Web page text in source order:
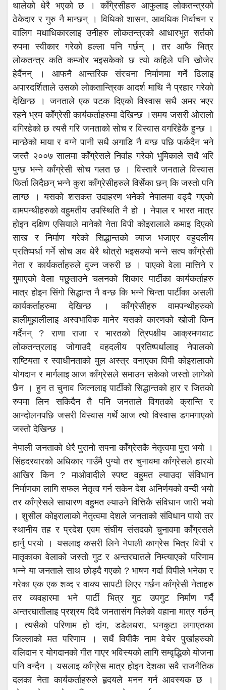
थालेको धेरै भएको छ । काँगे्रसीहरु आफुलाइ लोकतन्त्रको
ठेकेदार र गुरु नै मान्छन् । विधिको शासन, आवधिक निर्वाचन र
वालिग मधाधिकारलाइ उनीहरु लोकतन्त्रको आधारभुत सर्तको
रुपमा स्वीकार गरेको हल्ला पनि गर्छन् । तर आफै भित्र
लोकतन्त्र कति कम्जोर भइसकेको छ त्यो कहिले पनि खोजेर
हेर्दैनन् । आफनै आन्तरिक संरचना निर्माणमा गर्ने ढिलाइ
अपारदर्शिताले उसको लोकतान्त्रिक आदर्श माथि नै प्रहार गरेको
देखिन्छ । जनताले एक पटक दिएको विस्वास सधै अमर भएर
रहने भ्रम काँग्रेसी कार्यकर्ताहरुमा देखिन्छ ।समय जसरी ओरालो
वगिरहेको छ त्यसै गरि जनताको सोच र विस्वास वगरिहेकै हुन्छ ।
मान्छेको माया र वग्ने पानी सधै अगाडि नै वग्छ पछि फर्कदैन भने
जस्तै २००७ सालमा काँग्रेसले निर्वाह गरेको भुमिकाले सधै भरि
पुग्छ भन्ने काँग्रेसी सोच गलत छ । विस्तारै जनताले विस्वास
फिर्ता लिदैछन् भन्ने कुरा काँग्रेसीहरुले विर्सेका छन् कि जस्तो पनि
लाग्छ । यसको शसकत उदाहरण भनेको नेपालमा वढ्दै गएको
वामपन्थीहरुको वहुमतीय उपस्थिति नै हो । नेपाल र भारत मात्र
होइन दक्षिण एसियाले मानेको नेता विपी कोइरालाले कमाइ दिएको
साख र निर्माण गरेको सिद्धान्तको व्याज भजाएर वहुदलीय
प्रतिष्पर्धा गर्ने सोच अव धेरै थोत्रो भइसक्यो भन्ने सत्य काँग्रेसी
नेता र कार्यकर्ताहरुले वुज्न जरुरी छ । पाएको वेला मात्तिने र
गुमाएको वेला पछुताउने चलनको शिकार पार्टीका कार्यकर्ताहरु
मात्र होइन सिंगो सिद्धान्त नै वन्छ कि भन्ने चिन्ता पार्टीका असली
कार्यकर्ताहरुमा देखिन्छ । काँग्रेसीहरु वामपन्थीहरुको
हालीमुहालीलाइ अस्वभाविक मानेर यसको कारणको खोजी किन
गर्दैनन् ? राणा राजा र भारतको त्रिपक्षीय आक्रमणवाट
लोकतन्त्रलाइ जोगाउदै वहदलीय प्रतिष्पर्धालाइ नेपालको
राष्टियता र स्वाधीनताको मुल अस्त्र वनाएका विपी कोइरालाको
योगदान र मार्गलाइ आज काँग्रेसले समाउन सकेको जस्तो लागेको
छैन । हुन त चुनाव जित्नलाइ पार्टीको सिद्धान्तको हार र जितको
रुपमा लिन सकिदैन तै पनि जनताले विगतको क्रान्ति र
आन्दोलनपछि जसरी विस्वास गर्थे आज त्यो विस्वास डगमगाएको
जस्तो देखिन्छ ।
नेपाली जनताको धेरै पुरानो सपना काँग्रेसकै नेतृत्वमा पुरा भयो ।
सिंहदरवारको अधिकार गाउँमै पुग्यो तर चुनावमा काँग्रेसले हारयो
आखिर किन ? माओवादीले स्पष्ट वहुमत ल्याउदा संविधान
निर्माणका लागि सफल नेतृत्व गर्न सकेन देश अनिर्णयको वन्दी भयो
तर काँग्रेसले साधारण वहुमत ल्याउने वित्तिकै संविधान जारी भयो
। शुसील कोइरालाको नेतृत्वमा देशले जनताको संविधान पायो तर
स्थानीय तह र प्रदेश एवम संघीय संसदको चुनावमा काँग्रसले
हार्नु परयो । यसलाइ कसरी लिने नेपाली काग्रेस भित्र विपी र
मातृकाका वेलाको जस्तो गुट र अन्तरघातले निम्त्याएको परिणाम
भन्ने या जनताले साथ छोड्दै गएको ? भाषण गर्दा विपीले भनेका र
गरेका एक एक शव्द र वाक्य सापटी लिएर गर्छन काँग्रेसी नेताहरु
तर व्यवहारमा भने पार्टी भित्र गुट उपगुट निर्माण गर्दै
अन्तरघातीलाइ प्रश्रय दिदै जनतासंग मिलेको वहाना मात्र गर्छन्
। त्यसैको परिणाम हो दांग, डडेलधरा, धनकुटा लगाएतका
जिल्लाको मत परिणाम । सधैं विपीकै नाम वेचेर पुर्खाहरुको
वलिदान र योगदानको गीत गाएर भविस्यको लागि सम्वृद्धिको योजना
पनि वन्दैन । यसलाइ काँग्रेस मात्र होइन देशका सवै राजनैतिक
दलका नेता कार्यकर्ताहरुले हृदयले मनन गर्न आवस्यक छ ।